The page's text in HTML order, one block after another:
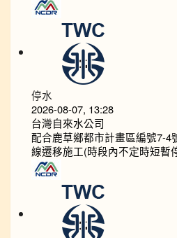
停水
2026-08-07, 13:28
台灣自來水公司
配合鹿草鄉都市計畫區編號7-4
線遷移施工(時段內不定時短暫